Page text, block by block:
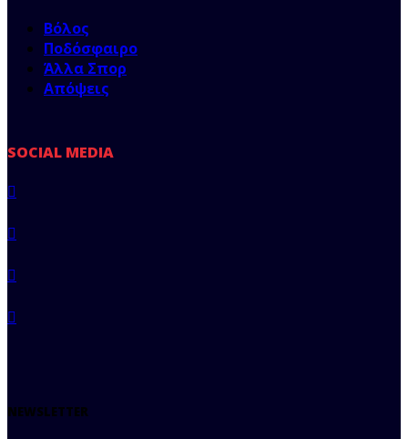
Βόλος
Ποδόσφαιρο
Άλλα Σπορ
Απόψεις
SOCIAL MEDIA
NEWSLETTER